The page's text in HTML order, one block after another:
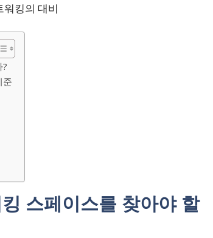
준
스페이스를 찾아야 할